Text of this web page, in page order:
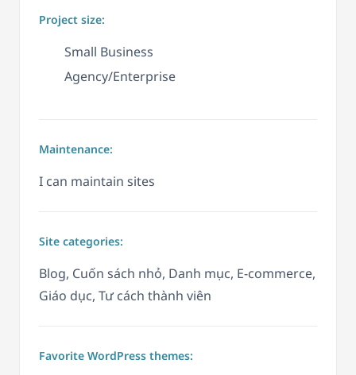
Project size:
Small Business
Agency/Enterprise
Maintenance:
I can maintain sites
Site categories:
Blog, Cuốn sách nhỏ, Danh mục, E-commerce,
Giáo dục, Tư cách thành viên
Favorite WordPress themes: